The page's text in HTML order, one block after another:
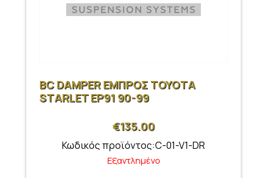
BC DAMPER ΕΜΠΡΟΣ TOYOTA
STARLET EP91 90-99
€135.00
Κωδικός προϊόντος:C-01-V1-DR
Εξαντλημένο